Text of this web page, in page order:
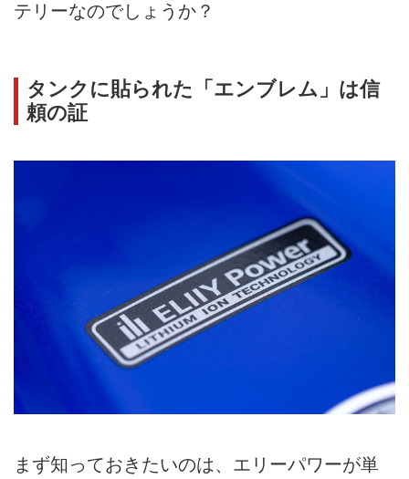
テリーなのでしょうか？
タンクに貼られた「エンブレム」は信
頼の証
まず知っておきたいのは、エリーパワーが単